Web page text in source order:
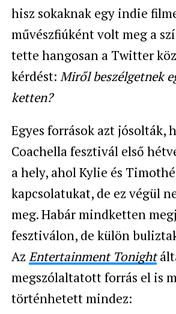
hisz sokaknak egy indie
művészfiúként volt meg a
tette hangosan a Twitter
kérdést: Miről beszélgetnek
ketten?
Egyes források azt jósolták,
Coachella fesztivál első
a hely, ahol Kylie és
kapcsolatukat, de ez végül
meg. Habár mindketten
fesztiválon, de külön
Az Entertainment Tonight
megszólaltatott forrás el is
történhetett mindez: